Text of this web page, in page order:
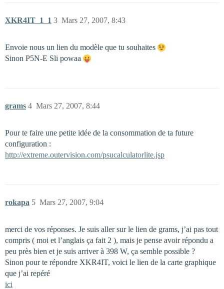
XKR4IT_1_1 Mars 27, 2007, 8:43
3
Envoie nous un lien du modèle que tu souhaites
Sinon P5N-E Sli powaa
grams Mars 27, 2007, 8:44
4
Pour te faire une petite idée de la consommation de ta future
configuration :
http://extreme.outervision.com/psucalculatorlite.jsp
rokapa Mars 27, 2007, 9:04
5
merci de vos réponses. Je suis aller sur le lien de grams, j’ai pas tout
compris ( moi et l’anglais ça fait 2 ), mais je pense avoir répondu a
peu près bien et je suis arriver à 398 W, ça semble possible ?
Sinon pour te répondre XKR4IT, voici le lien de la carte graphique
que j’ai repéré
ici